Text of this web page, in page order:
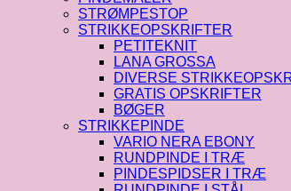
STRØMPESTOP
STRIKKEOPSKRIFTER
PETITEKNIT
LANA GROSSA
DIVERSE
GRATIS OPSKRIFTER
BØGER
STRIKKEPINDE
VARIO NERA EBONY
RUNDPINDE I TRÆ
PINDESPIDSER I TRÆ